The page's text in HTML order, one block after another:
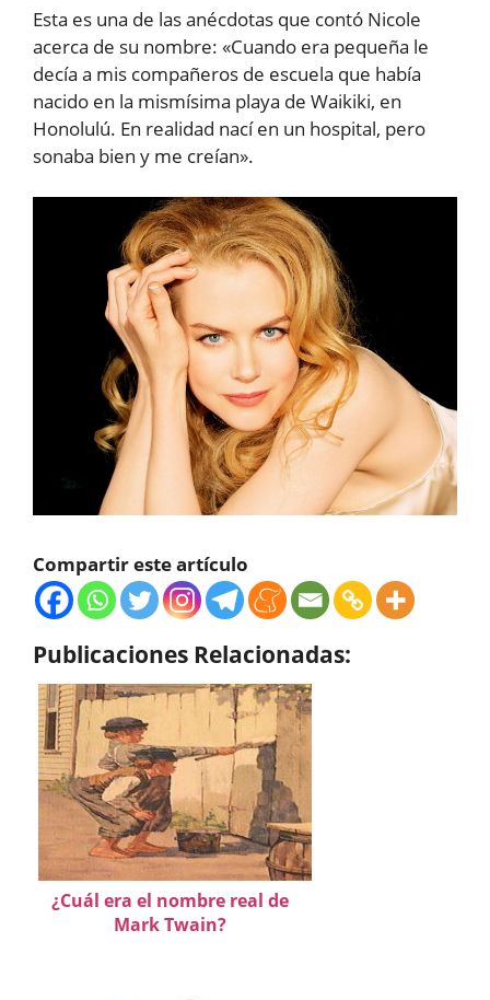
Esta es una de las anécdotas que contó Nicole
acerca de su nombre: «Cuando era pequeña le
decía a mis compañeros de escuela que había
nacido en la mismísima playa de Waikiki, en
Honolulú. En realidad nací en un hospital, pero
sonaba bien y me creían».
Compartir este artículo
Publicaciones Relacionadas:
¿Cuál era el nombre real de
Mark Twain?